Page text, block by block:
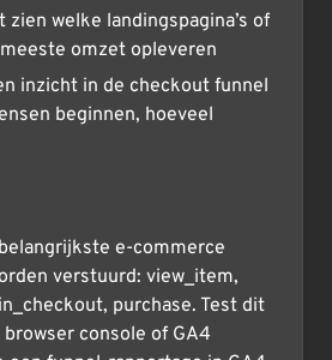
welke landingspagina’s of
omzet opleveren
inzicht in de checkout funnel
beginnen, hoeveel
e-commerce
verstuurd: view_item,
purchase. Test dit
console of GA4